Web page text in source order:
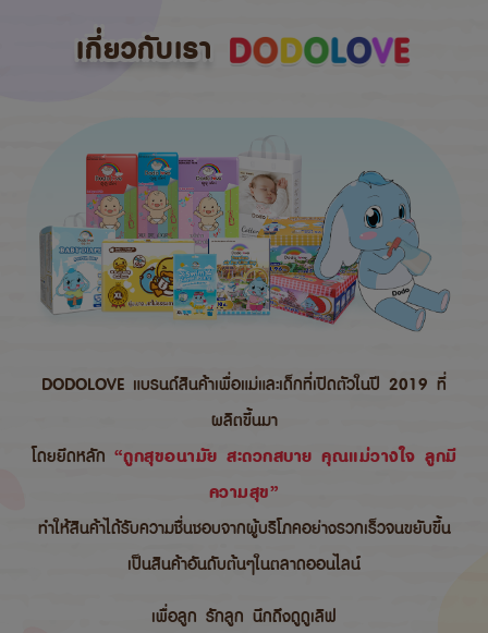
เกี่ยวกับเรา
DODOLOVE แบรนด์สินค้าเพื่อแม่และเด็กที่เปิดตัวในปี 2019 ที่
ผลิตขึ้นมา
โดยยึดหลัก “ถูกสุขอนามัย สะดวกสบาย คุณแม่วางใจ ลูกมี
ความสุข”
ทำให้สินค้าได้รับความชื่นชอบจากผู้บริโภคอย่างรวกเร็วจนขยับขึ้น
เป็นสินค้าอันดับต้นๆในตลาดออนไลน์
เพื่อลูก รักลูก นึกถึงดูดูเลิฟ